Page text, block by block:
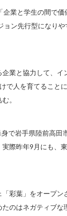
業と学生の間で
ン先行型になり
業と協力して、
で人を育てるこ
。
で岩手県陸前高
際昨年9月にも、
彩葉」をオープ
のはネガティブ